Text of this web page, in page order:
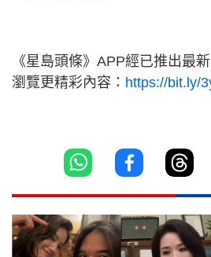
《星島頭條》APP經已推出最
瀏覽更精彩內容： https://bit.ly/